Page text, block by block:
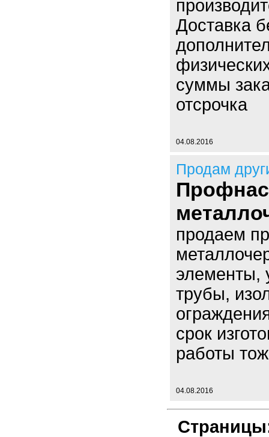
Доставка
суммы
отсрочка
04.08.2016
Продам
продаем
элементы,
трубы,
срок
работы
04.08.2016